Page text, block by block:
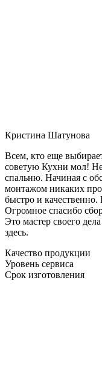
Кристина Шатунова
Всем, кто еще
советую Кухни мол!
спальню. Начиная с
монтажом никаких
быстро и
Огромное спасибо
Это мастер своего
здесь.
Качество продукции
Уровень сервиса
Срок изготовления